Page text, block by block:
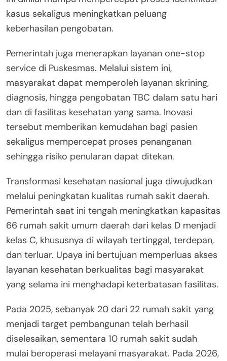
kasus sekaligus meningkatkan peluang
keberhasilan pengobatan.
Pemerintah juga menerapkan layanan one-stop
service di Puskesmas. Melalui sistem ini,
masyarakat dapat memperoleh layanan skrining,
diagnosis, hingga pengobatan TBC dalam satu hari
dan di fasilitas kesehatan yang sama. Inovasi
tersebut memberikan kemudahan bagi pasien
sekaligus mempercepat proses penanganan
sehingga risiko penularan dapat ditekan.
Transformasi kesehatan nasional juga diwujudkan
melalui peningkatan kualitas rumah sakit daerah.
Pemerintah saat ini tengah meningkatkan kapasitas
66 rumah sakit umum daerah dari kelas D menjadi
kelas C, khususnya di wilayah tertinggal, terdepan,
dan terluar. Upaya ini bertujuan memperluas akses
layanan kesehatan berkualitas bagi masyarakat
yang selama ini menghadapi keterbatasan fasilitas.
Pada 2025, sebanyak 20 dari 22 rumah sakit yang
menjadi target pembangunan telah berhasil
diselesaikan, sementara 10 rumah sakit sudah
mulai beroperasi melayani masyarakat. Pada 2026,